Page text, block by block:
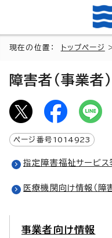
現在の位置： トップページ
障害者（事業者）
ページ番号 1014923
指定障害福祉サービ
医療機関向け情報（障
事業者向け情報